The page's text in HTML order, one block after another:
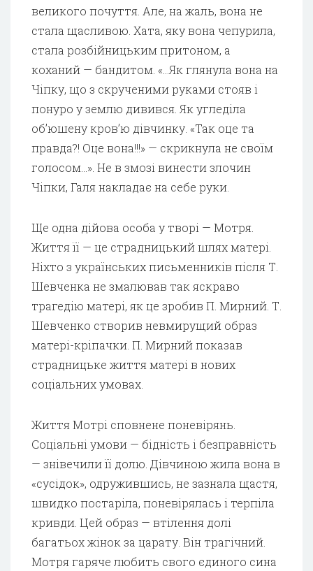
великого почуття. Але, на жаль, вона не
стала щасливою. Хата, яку вона чепурила,
стала розбійницьким притоном, а
коханий — бандитом. «…Як глянула вона на
Чіпку, що з скрученими руками стояв і
понуро у землю дивився. Як угледіла
об’юшену кров’ю дівчинку. «Так оце та
правда?! Оце вона!!!» — скрикнула не своїм
голосом…». Не в змозі винести злочин
Чіпки, Галя накладає на себе руки.
Ще одна дійова особа у творі — Мотря.
Життя її — це страдницький шлях матері.
Ніхто з українських письменників після Т.
Шевченка не змалював так яскраво
трагедію матері, як це зробив П. Мирний. Т.
Шевченко створив невмирущий образ
матері-кріпачки. П. Мирний показав
страдницьке життя матері в нових
соціальних умовах.
Життя Мотрі сповнене поневірянь.
Соціальні умови — бідність і безправність
— знівечили її долю. Дівчиною жила вона в
«сусідок», одружившись, не зазнала щастя,
швидко постаріла, поневірялась і терпіла
кривди. Цей образ — втілення долі
багатьох жінок за царату. Він трагічний.
Мотря гаряче любить свого єдиного сина